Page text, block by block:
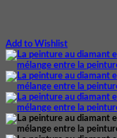
Add to Wishlist